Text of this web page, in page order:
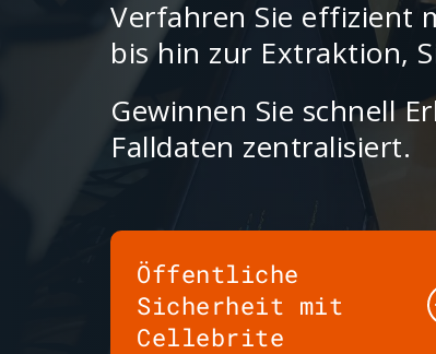
Verfahren Sie effizient
bis hin zur Extraktion,
Gewinnen Sie schnell
Falldaten zentralisiert.
Öffentliche
Sicherheit mit
Cellebrite